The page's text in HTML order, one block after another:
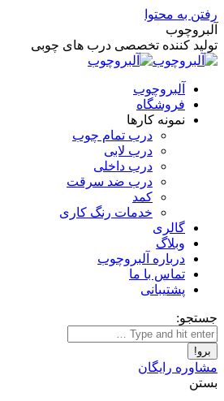
رفتن به محتوا
آلبروچوب
تولید کننده تخصصی درب های چوبی
آلبروچوب
فروشگاه
نمونه کارها
درب تمام چوب
درب لابی
درب داخلی
درب ضد سرقت
کمد
خدمات رنگ کاری
گالری
وبلاگ
درباره آلبروچوب
تماس با ما
پشتیبانی
جستجو:
مشاوره رایگان
بستن